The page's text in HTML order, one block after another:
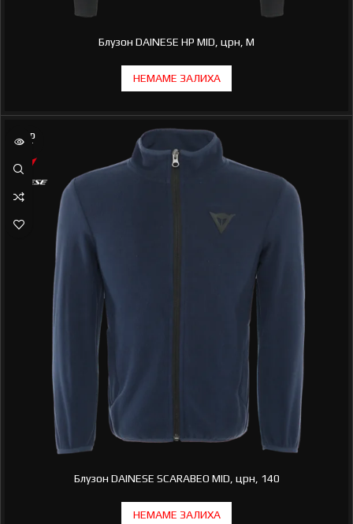
Блузон DAINESE HP MID, црн, M
SOLD
OUT
Блузон DAINESE SCARABEO MID, црн, 140